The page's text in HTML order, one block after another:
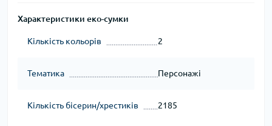
Характеристики еко-сумки
Кількість кольорів 2
Тематика Персонажі
Кількість бісерин/хрестиків 2185